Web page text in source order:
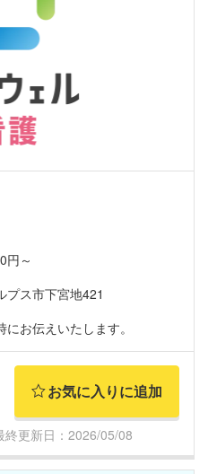
円～
プス市下宮地421
お伝えいたします。
お気に入りに追加
更新日：2026/05/08